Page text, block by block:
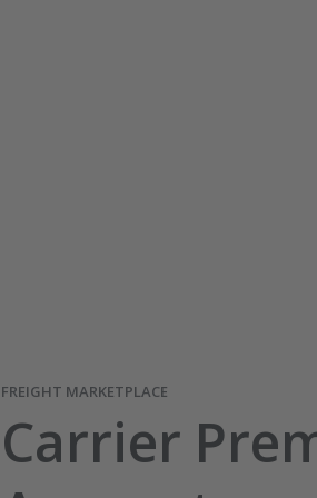
FREIGHT MARKETPLACE
Carrier